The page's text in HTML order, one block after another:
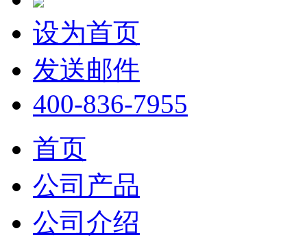
设为首页
发送邮件
400-836-7955
首页
公司产品
公司介绍